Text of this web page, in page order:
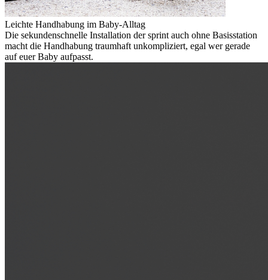
Leichte Handhabung im Baby-Alltag
Die sekundenschnelle Installation der sprint auch ohne Basisstation
macht die Handhabung traumhaft unkompliziert, egal wer gerade
auf euer Baby aufpasst.